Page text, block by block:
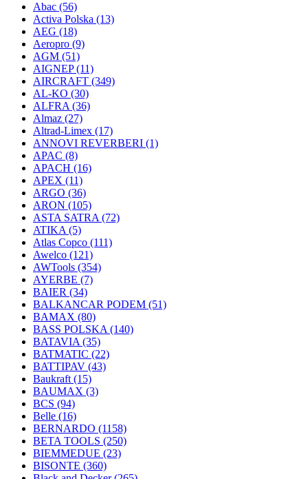
Abac (56)
Activa Polska (13)
AEG (18)
Aeropro (9)
AGM (51)
AIGNEP(11)
AIRCRAFT (349)
AL-KO (30)
ALFRA (36)
Almaz (27)
Altrad-Limex (17)
ANNOVI REVERBERI (1)
APAC (8)
APACH (16)
APEX (11)
ARGO (36)
ARON (105)
ASTA SATRA (72)
ATIKA (5)
Atlas Copco (111)
Awelco (121)
AWTools (354)
AYERBE (7)
BAIER (34)
BALKANCAR PODEM (51)
BAMAX (80)
BASS POLSKA (140)
BATAVIA (35)
BATMATIC (22)
BATTIPAV (43)
Baukraft (15)
BAUMAX (3)
BCS (94)
Belle (16)
BERNARDO (1158)
BETA TOOLS (250)
BIEMMEDUE (23)
BISONTE (360)